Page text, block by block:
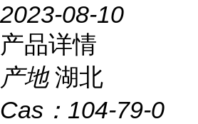
2023-08-10
产品详情
产地 湖北
Cas： 104-79-0